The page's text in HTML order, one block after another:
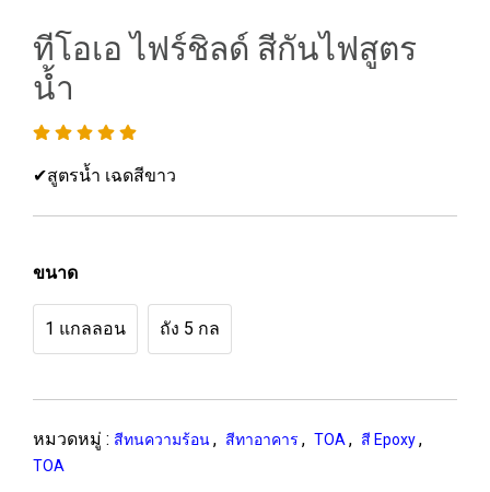
ทีโอเอ ไฟร์ชิลด์ สีกันไฟสูตร
น้ำ
✔สูตรน้ำ เฉดสีขาว
ขนาด
1 แกลลอน ถัง 5 กล
หมวดหมู่ : สีทนความร้อน, สีทาอาคาร , TOA , สี Epoxy,
TOA